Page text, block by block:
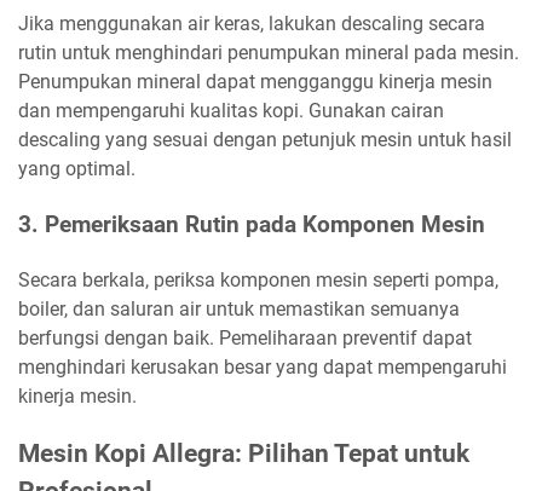
Jika menggunakan air keras, lakukan descaling secara
rutin untuk menghindari penumpukan mineral pada mesin.
Penumpukan mineral dapat mengganggu kinerja mesin
dan mempengaruhi kualitas kopi. Gunakan cairan
descaling yang sesuai dengan petunjuk mesin untuk hasil
yang optimal.
3. Pemeriksaan Rutin pada Komponen Mesin
Secara berkala, periksa komponen mesin seperti pompa,
boiler, dan saluran air untuk memastikan semuanya
berfungsi dengan baik. Pemeliharaan preventif dapat
menghindari kerusakan besar yang dapat mempengaruhi
kinerja mesin.
Mesin Kopi Allegra: Pilihan Tepat untuk